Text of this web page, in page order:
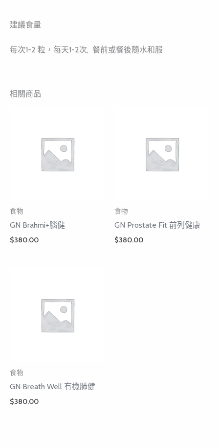
建議食量
每次1-2 粒，每天1-2次, 餐前或餐後隨水和服
相關商品
食物
GN Brahmi+腦健
$380.00
食物
GN Prostate Fit 前列健康
$380.00
食物
GN Breath Well 有機肺健
$380.00